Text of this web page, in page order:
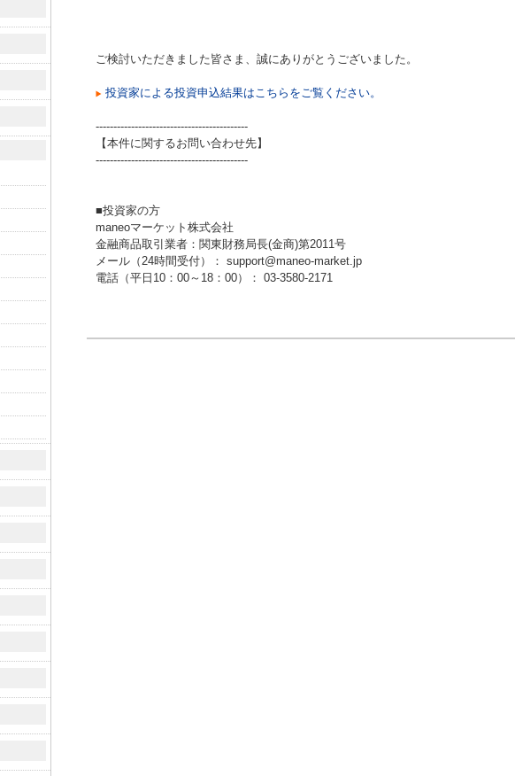
ご検討いただきました皆さま、誠にありがとうございました。
投資家による投資申込結果はこちらをご覧ください。
-------------------------------------------
【本件に関するお問い合わせ先】
-------------------------------------------
■投資家の方
maneoマーケット株式会社
金融商品取引業者：関東財務局長(金商)第2011号
メール（24時間受付）： support@maneo-market.jp
電話（平日10：00～18：00）： 03-3580-2171